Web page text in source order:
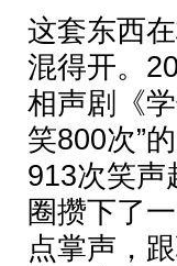
这套东西
混得开。
相声剧《
笑800次”
913次笑声
圈攒下了
点掌声，